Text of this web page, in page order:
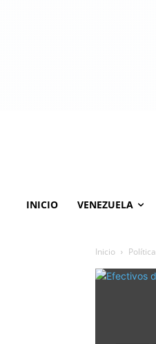
INICIO VENEZUELA
Inicio Política